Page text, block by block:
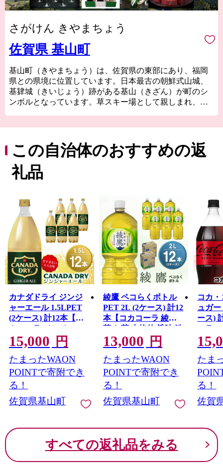
さがけん きやまちょう
佐賀県 基山町
基山町（きやまちょう）は、佐賀県の東部にあり、福岡
県との県境に位置しています。日本最古の朝鮮式山城、
基肄城（きいじょう）跡がある基山（きざん）が町のシ
ンボルとなっています。草スキー場として親しまれ、山
です。 一方、古くから交通の要衝として発展し、町内を
九州自動車道や国道３号線、JR鹿児島本線、甘木鉄道な
どが通り、立ち寄りやすく、九州全域どこからでも便利
で近いと感じる町です。ふるさと納税の返礼品も「純米
です。
この自治体のおすすめの返
礼品
カナダドライ ジンジ
ャーエール 1.5LPET
(2ケース) 計12本【コ
カコーラ ジンジャー
炭酸飲料 炭酸 1.5リッ
トル ペットボトル ペ
ット シャンディガフ
刺激 気分爽快 イベン
ト】K090153
15,000 円
たまったWAON
POINTで寄附でき
る！
佐賀県基山町
綾鷹 ペコらくボトル
PET 2L (2ケース) 計12
本【コカコーラ 綾鷹
茶 お茶 本格的 旨味 渋
み カフェイン 2リット
ル ペットボトル ペッ
ト 常備 備蓄 ご飯にあ
う イベント エコ つぶ
せる 防災 熱中症】
K090154
13,000 円
たまったWAON
POINTで寄附でき
る！
佐賀県基山町
コカ
ュガ
ース)
ーラ
酸飲
トル
リー
イエッ
シュ
キュー
たま
る！
佐賀
すべての返礼品をみる